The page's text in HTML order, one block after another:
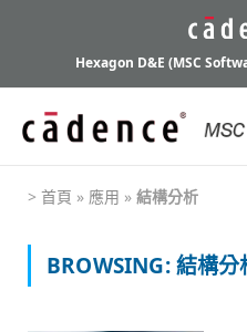
Hexagon D&E (MSC
> 首頁 » 應用 » 結構分析
BROWSING:結構分